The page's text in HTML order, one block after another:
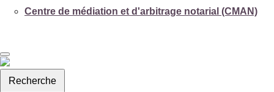
Centre de médiation et d'arbitrage notarial (CMAN)
Recherche